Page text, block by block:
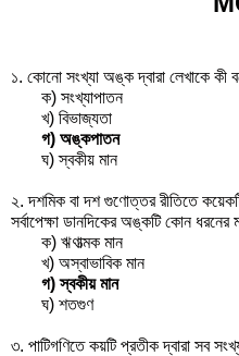
১. কোনো সংখ্যা অঙ্ক দ্বারা লেখাকে কী
ক) সংখ্যাপাতন
খ) বিভাজ্যতা
গ) অঙ্কপাতন
ঘ) স্বকীয় মান
২. দশমিক বা দশ গুণোত্তর রীতিতে
সর্বাপেক্ষা ডানদিকের অঙ্কটি কোন
ক) ঋণাত্মক মান
খ) অস্বাভাবিক মান
গ) স্বকীয় মান
ঘ) শতগুণ
৩. পাটিগণিতে কয়টি প্রতীক দ্বারা সব